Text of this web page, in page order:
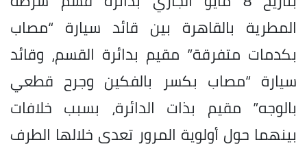
المطرية بالقاهرة بين قائد سيارة “مصاب
بكدمات متفرقة” مقيم بدائرة القسم، وقائد
سيارة “مصاب بكسر بالفكين وجرح قطعي
بالوجه” مقيم بذات الدائرة، بسبب خلافات
بينهما حول أولوية المرور تعدى خلالها الطرف